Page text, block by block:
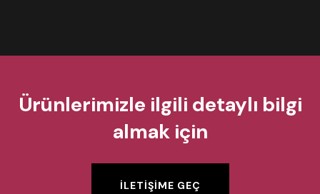
Ürünlerimizle ilgili detaylı bilgi
almak için
İLETİŞİME GEÇ